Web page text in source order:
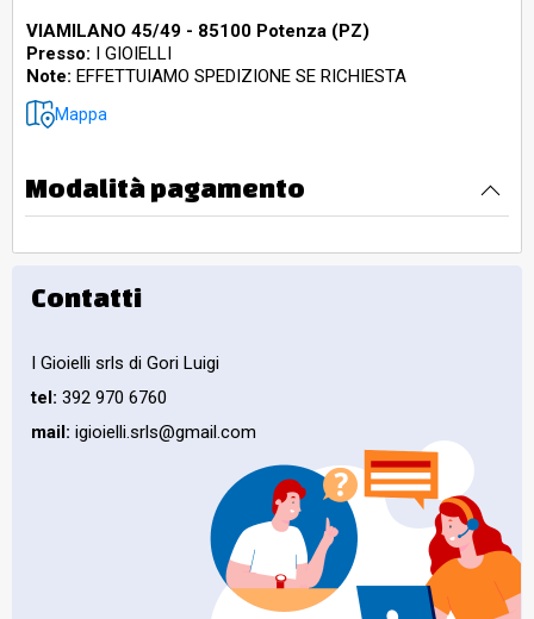
VIAMILANO 45/49 - 85100 Potenza (PZ)
Presso: I GIOIELLI
Note: EFFETTUIAMO SPEDIZIONE SE RICHIESTA
Mappa
Modalità pagamento
Contatti
I Gioielli srls di Gori Luigi
tel: 392 970 6760
mail: igioielli.srls@gmail.com